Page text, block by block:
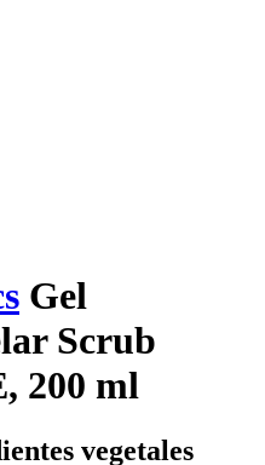
Gel
Scrub
200 ml
vegetales